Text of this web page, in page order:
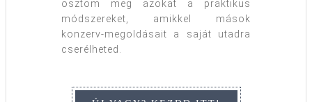
osztom meg azokat a praktikus
módszereket, amikkel mások
konzerv-megoldásait a saját utadra
cserélheted.